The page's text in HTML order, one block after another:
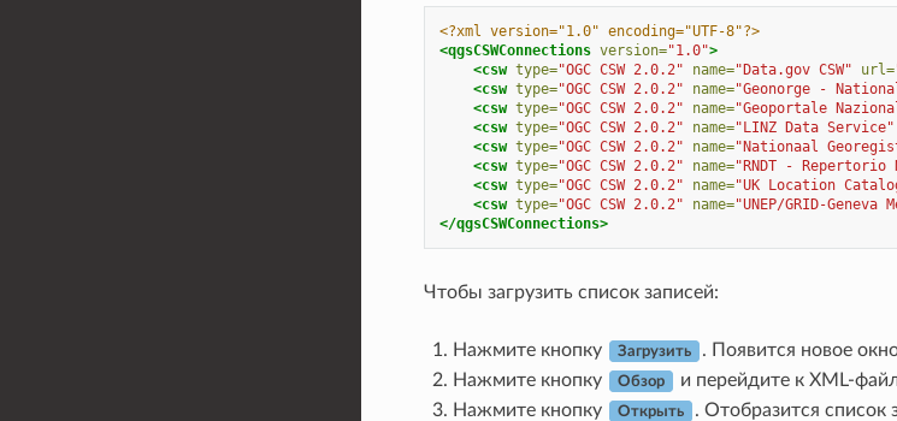
<?xml version="1.0" encoding="UTF-8"?>
<qgsCSWConnections version="1.0">
<csw type="OGC CSW 2.0.2" name="Data.gov CSW" url=
<csw type="OGC CSW 2.0.2" name="Geonorge -
<csw type="OGC CSW 2.0.2" name="Geoportale
<csw type="OGC CSW 2.0.2" name="LINZ Data Service"
<csw type="OGC CSW 2.0.2" name="Nationaal
<csw type="OGC CSW 2.0.2" name="RNDT -
<csw type="OGC CSW 2.0.2" name="UK Location
<csw type="OGC CSW 2.0.2" name="UNEP/GRID-Geneva
</qgsCSWConnections>
Чтобы загрузить список записей:
Нажмите кнопку Загрузить
. Появится новое
Нажмите кнопку
Обзор
и перейдите к XML-
Нажмите кнопку
Открыть . Отобразится список